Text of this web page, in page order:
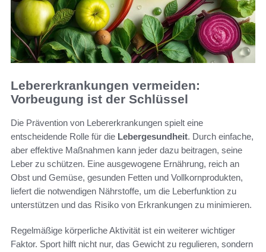
Lebererkrankungen vermeiden:
Vorbeugung ist der Schlüssel
Die Prävention von Lebererkrankungen spielt eine
entscheidende Rolle für die Lebergesundheit. Durch einfache,
aber effektive Maßnahmen kann jeder dazu beitragen, seine
Leber zu schützen. Eine ausgewogene Ernährung, reich an
Obst und Gemüse, gesunden Fetten und Vollkornprodukten,
liefert die notwendigen Nährstoffe, um die Leberfunktion zu
unterstützen und das Risiko von Erkrankungen zu minimieren.
Regelmäßige körperliche Aktivität ist ein weiterer wichtiger
Faktor. Sport hilft nicht nur, das Gewicht zu regulieren, sondern